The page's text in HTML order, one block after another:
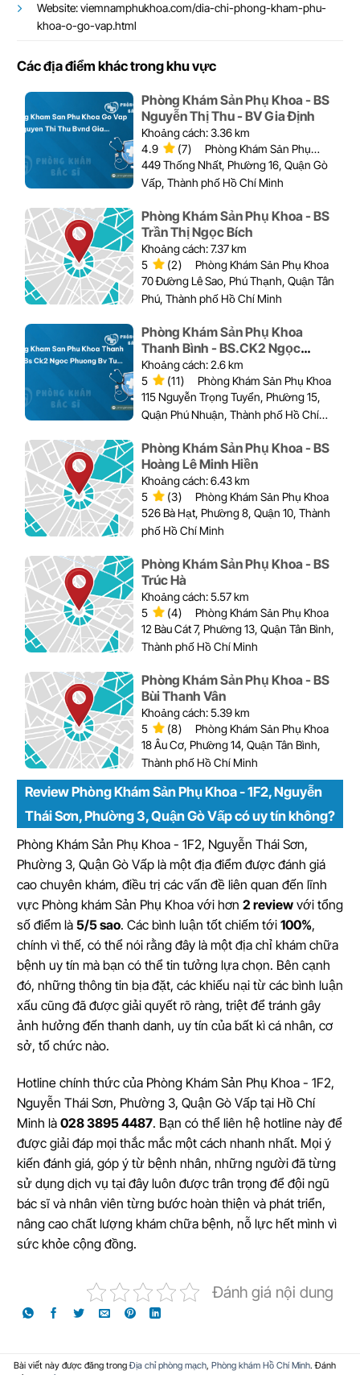
Website: viemnamphukhoa.com/dia-chi-phong-kham-phu-
khoa-o-go-vap.html
Các địa điểm khác trong khu vực
Phòng Khám Sản Phụ Khoa - BS
Nguyễn Thị Thu - BV Gia Định
Khoảng cách: 3.36 km
4.9
(7)
Phòng Khám Sản Phụ
Khoa
449 Thống Nhất, Phường 16, Quận Gò
Vấp, Thành phố Hồ Chí Minh
Phòng Khám Sản Phụ Khoa - BS
Trần Thị Ngọc Bích
Khoảng cách: 7.37 km
5
(2)
Phòng Khám Sản Phụ Khoa
70 Đường Lê Sao, Phú Thạnh, Quận Tân
Phú, Thành phố Hồ Chí Minh
Phòng Khám Sản Phụ Khoa
Thanh Bình - BS.CK2 Ngọc
Phượng - BS Lê Huy Bình
Khoảng cách: 2.6 km
5
(11)
Phòng Khám Sản Phụ Khoa
115 Nguyễn Trọng Tuyển, Phường 15,
Quận Phú Nhuận, Thành phố Hồ Chí
Phòng Khám Sản Phụ Khoa - BS
Hoàng Lê Minh Hiền
Khoảng cách: 6.43 km
5
(3)
Phòng Khám Sản Phụ Khoa
526 Bà Hạt, Phường 8, Quận 10, Thành
phố Hồ Chí Minh
Phòng Khám Sản Phụ Khoa - BS
Trúc Hà
Khoảng cách: 5.57 km
5
(4)
Phòng Khám Sản Phụ Khoa
12 Bàu Cát 7, Phường 13, Quận Tân Bình,
Thành phố Hồ Chí Minh
Phòng Khám Sản Phụ Khoa - BS
Bùi Thanh Vân
Khoảng cách: 5.39 km
5
(8)
Phòng Khám Sản Phụ Khoa
18 Âu Cơ, Phường 14, Quận Tân Bình,
Thành phố Hồ Chí Minh
Review Phòng Khám Sản Phụ Khoa - 1F2, Nguyễn
Thái Sơn, Phường 3, Quận Gò Vấp có uy tín không?
Phòng Khám Sản Phụ Khoa - 1F2, Nguyễn Thái Sơn,
Phường 3, Quận Gò Vấp là một địa điểm được đánh giá
cao chuyên khám, điều trị các vấn đề liên quan đến lĩnh
vực Phòng khám Sản Phụ Khoa với hơn 2 review với tổng
số điểm là 5/5 sao. Các bình luận tốt chiếm tới 100%,
chính vì thế, có thể nói rằng đây là một địa chỉ khám chữa
bệnh uy tín mà bạn có thể tin tưởng lựa chọn. Bên cạnh
đó, những thông tin bịa đặt, các khiếu nại từ các bình luận
xấu cũng đã được giải quyết rõ ràng, triệt để tránh gây
ảnh hưởng đến thanh danh, uy tín của bất kì cá nhân, cơ
sở, tổ chức nào.
Hotline chính thức của Phòng Khám Sản Phụ Khoa - 1F2,
Nguyễn Thái Sơn, Phường 3, Quận Gò Vấp tại Hồ Chí
Minh là 028 3895 4487. Bạn có thể liên hệ hotline này để
được giải đáp mọi thắc mắc một cách nhanh nhất. Mọi ý
kiến đánh giá, góp ý từ bệnh nhân, những người đã từng
sử dụng dịch vụ tại đây luôn được trân trọng để đội ngũ
bác sĩ và nhân viên từng bước hoàn thiện và phát triển,
nâng cao chất lượng khám chữa bệnh, nỗ lực hết mình vì
sức khỏe cộng đồng.
Đánh giá nội dung
Bài viết này được đăng trongĐịa chỉ phòng mạch, Phòng khám Hồ Chí Minh. Đánh